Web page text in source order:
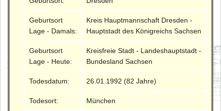
Geburtsort
Lage - Damals:
Kreis Hauptmannschaft Dresden -
Hauptstadt des Königreichs Sachsen
Geburtsort
Lage - Heute:
Kreisfreie Stadt - Landeshauptstadt -
Bundesland Sachsen
Todesdatum: 26.01.1992 (82 Jahre)
Todesort: München